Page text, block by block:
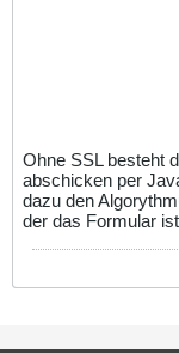
Ohne SSL besteht
abschicken per
dazu den
der das Formular